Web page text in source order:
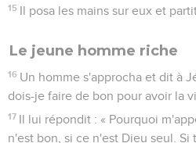
15 Il posa les mains sur eux et
Le jeune homme riche
16 Un homme s'approcha et dit à
dois-je faire de bon pour avoir la
17 Il lui répondit : « Pourquoi
n'est bon, si ce n'est Dieu seul. Si